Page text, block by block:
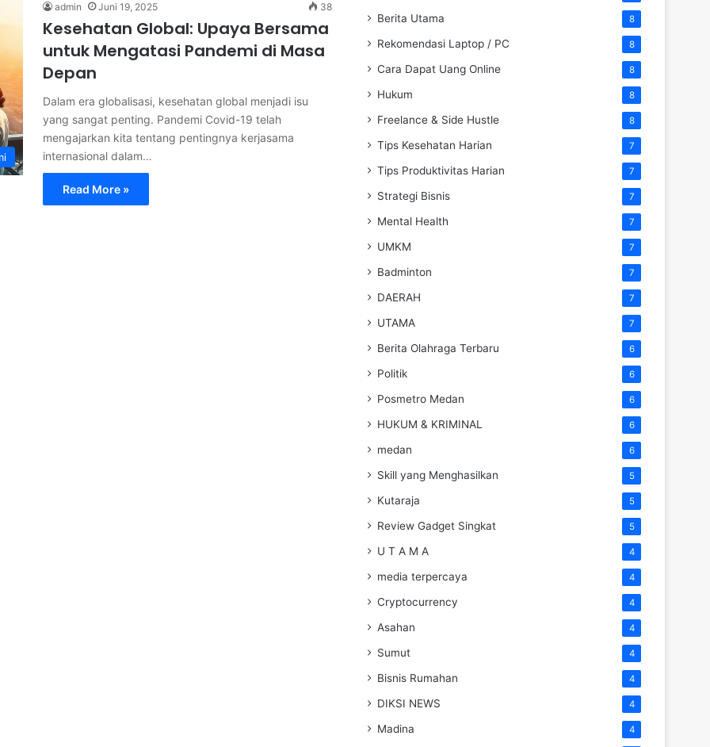
admin Juni 19, 2025 38
Kesehatan Global: Upaya Bersama
untuk Mengatasi Pandemi di Masa
Depan
Dalam era globalisasi, kesehatan global menjadi isu
yang sangat penting. Pandemi Covid-19 telah
mengajarkan kita tentang pentingnya kerjasama
internasional dalam…
Read More »
Berita Utama 8
Rekomendasi Laptop / PC 8
Cara Dapat Uang Online 8
Hukum 8
Freelance & Side Hustle 8
Tips Kesehatan Harian 7
Tips Produktivitas Harian 7
Strategi Bisnis 7
Mental Health 7
UMKM 7
Badminton 7
DAERAH 7
UTAMA 7
Berita Olahraga Terbaru 6
Politik 6
Posmetro Medan 6
HUKUM & KRIMINAL 6
medan 6
Skill yang Menghasilkan 5
Kutaraja 5
Review Gadget Singkat 5
U T A M A 4
media terpercaya 4
Cryptocurrency 4
Asahan 4
Sumut 4
Bisnis Rumahan 4
DIKSI NEWS 4
Madina 4